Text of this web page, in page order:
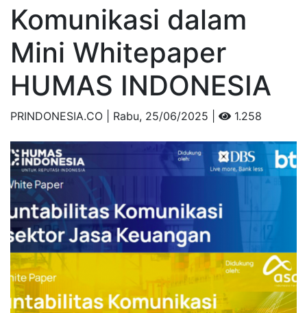
Komunikasi dalam
Mini Whitepaper
HUMAS INDONESIA
PRINDONESIA.CO | Rabu, 25/06/2025 | 1.258